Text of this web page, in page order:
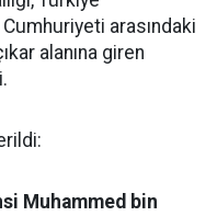
arasındaki
alanına giren
Muhammed bin